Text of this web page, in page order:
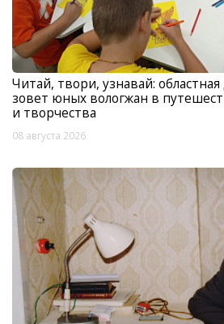
Читай, твори, узнавай: областная
зовет юных вологжан в
и творчества
08 августа 2026